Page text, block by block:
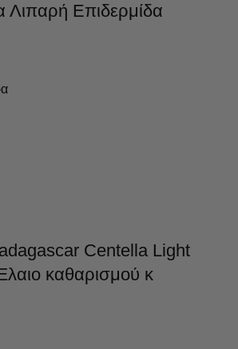
Λιπαρή Επιδερμίδα
Centella Light
καθαρισμού κ